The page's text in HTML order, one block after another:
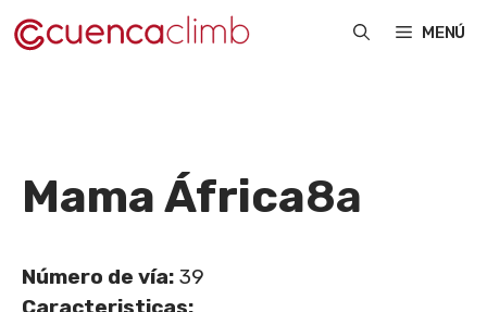
Saltar
al
MENÚ
Mama África8a
Número de vía: 39